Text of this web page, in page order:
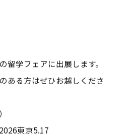
留学フェアに出展します。
ある方はぜひお越しくださ
東京5.17